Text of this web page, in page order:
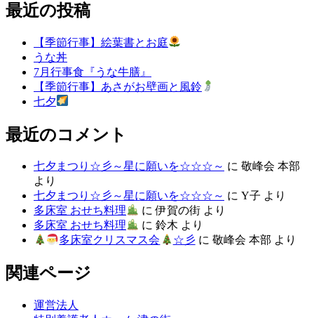
最近の投稿
【季節行事】絵葉書とお庭
うな丼
7月行事食『うな牛膳』
【季節行事】あさがお壁画と風鈴
七夕
最近のコメント
七夕まつり☆彡～星に願いを☆☆☆～ に 敬峰会 本部
より
七夕まつり☆彡～星に願いを☆☆☆～ に Y子 より
多床室 おせち料理
に伊賀の街 より
多床室 おせち料理
に鈴木 より
多床室クリスマス会
☆彡 に 敬峰会 本部 より
関連ページ
運営法人